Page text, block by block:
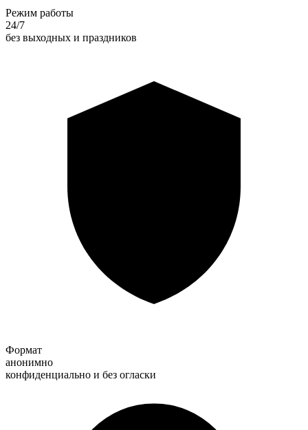
Режим работы
24/7
без выходных и праздников
Формат
анонимно
конфиденциально и без огласки